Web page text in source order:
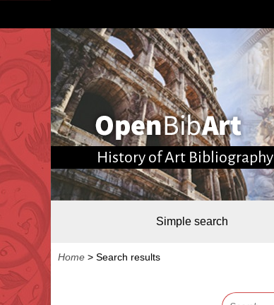
History of Art Bibliography
Simple search
Home > Search results